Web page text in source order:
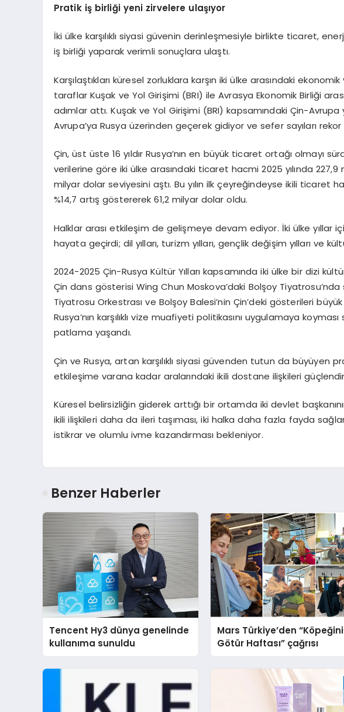
Pratik iş birliği yeni zirvelere ulaşıyor
İki ülke karşılıklı siyasi güvenin derinleşmesiyle birlikte ticaret,
iş birliği yaparak verimli sonuçlara ulaştı.
Karşılaştıkları küresel zorluklara karşın iki ülke arasındaki
taraflar Kuşak ve Yol Girişimi (BRI) ile Avrasya Ekonomik Birliği
adımlar attı. Kuşak ve Yol Girişimi (BRI) kapsamındaki Çin-
Avrupa’ya Rusya üzerinden geçerek gidiyor ve sefer sayıları
Çin, üst üste 16 yıldır Rusya’nın en büyük ticaret ortağı olmayı
verilerine göre iki ülke arasındaki ticaret hacmi 2025 yılında
milyar dolar seviyesini aştı. Bu yılın ilk çeyreğindeyse ikili ticaret
%14,7 artış göstererek 61,2 milyar dolar oldu.
Halklar arası etkileşim de gelişmeye devam ediyor. İki ülke yıllar
hayata geçirdi; dil yılları, turizm yılları, gençlik değişim yılları ve
2024-2025 Çin-Rusya Kültür Yılları kapsamında iki ülke bir dizi
Çin dans gösterisi Wing Chun Moskova’daki Bolşoy Tiyatrosu’nda
Tiyatrosu Orkestrası ve Bolşoy Balesi’nin Çin’deki gösterileri büyük
Rusya’nın karşılıklı vize muafiyeti politikasını uygulamaya
patlama yaşandı.
Çin ve Rusya, artan karşılıklı siyasi güvenden tutun da büyüyen
etkileşime varana kadar aralarındaki ikili dostane ilişkileri
Küresel belirsizliğin giderek arttığı bir ortamda iki devlet
ikili ilişkileri daha da ileri taşıması, iki halka daha fazla fayda
istikrar ve olumlu ivme kazandırması bekleniyor.
Benzer Haberler
Tencent Hy3 dünya genelinde
kullanıma sunuldu
Mars Türkiye’den
Götür Haftası” çağrısı